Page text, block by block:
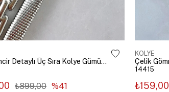
Çelik Zincir Detaylı Üç Sıra Kolye Gümüş Renk
₺899,00 %41
KOLYE
14415
₺159,00